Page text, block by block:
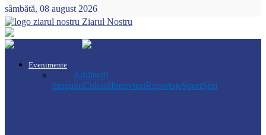
sâmbătă, 08 august 2026
Ziarul Nostru
Evenimente
Arhitecții
timpuluiCulturăInterviuriReportajeSportȘtiri